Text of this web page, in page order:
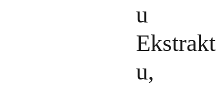
u
Ekstrakt
u,